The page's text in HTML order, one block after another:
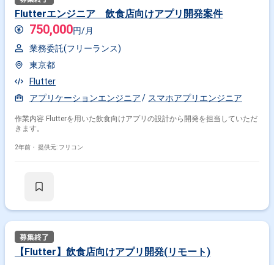
Flutterエンジニア 飲食店向けアプリ開発案件
750,000円/月
業務委託(フリーランス)
東京都
Flutter
アプリケーションエンジニア
スマホアプリエンジニア
作業内容 Flutterを用いた飲食向けアプリの設計から開発を担当していただ
きます。
2年前・ 提供元: フリコン
【Flutter】飲食店向けアプリ開発(リモート)